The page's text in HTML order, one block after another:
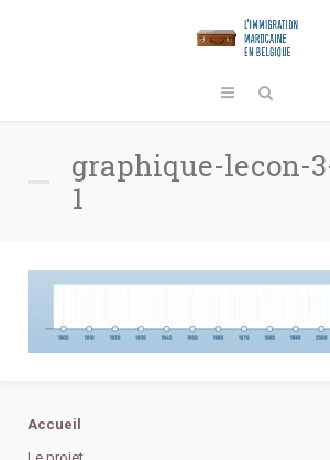
graphique-lecon-
1
Accueil